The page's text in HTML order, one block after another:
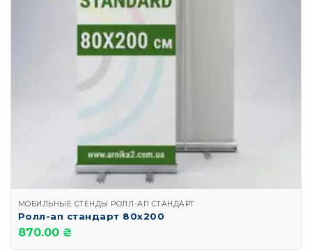
МОБИЛЬНЫЕ СТЕНДЫ РОЛЛ-АП СТАНДАРТ
Ролл-ап стандарт 80х200
870.00 ₴